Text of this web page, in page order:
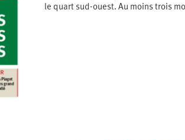
le quart sud-ouest. Au moins trois